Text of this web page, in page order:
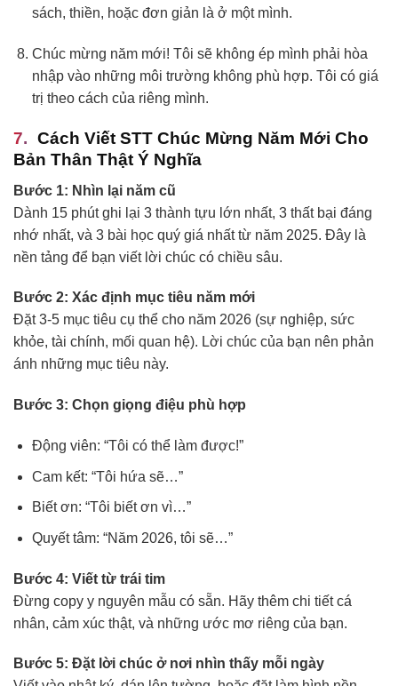
sách, thiền, hoặc đơn giản là ở một mình.
Chúc mừng năm mới! Tôi sẽ không ép mình phải hòa
nhập vào những môi trường không phù hợp. Tôi có giá
trị theo cách của riêng mình.
Cách Viết STT Chúc Mừng Năm Mới Cho
Bản Thân Thật Ý Nghĩa
Bước 1: Nhìn lại năm cũ
Dành 15 phút ghi lại 3 thành tựu lớn nhất, 3 thất bại đáng
nhớ nhất, và 3 bài học quý giá nhất từ năm 2025. Đây là
nền tảng để bạn viết lời chúc có chiều sâu.
Bước 2: Xác định mục tiêu năm mới
Đặt 3-5 mục tiêu cụ thể cho năm 2026 (sự nghiệp, sức
khỏe, tài chính, mối quan hệ). Lời chúc của bạn nên phản
ánh những mục tiêu này.
Bước 3: Chọn giọng điệu phù hợp
Động viên: “Tôi có thể làm được!”
Cam kết: “Tôi hứa sẽ…”
Biết ơn: “Tôi biết ơn vì…”
Quyết tâm: “Năm 2026, tôi sẽ…”
Bước 4: Viết từ trái tim
Đừng copy y nguyên mẫu có sẵn. Hãy thêm chi tiết cá
nhân, cảm xúc thật, và những ước mơ riêng của bạn.
Bước 5: Đặt lời chúc ở nơi nhìn thấy mỗi ngày